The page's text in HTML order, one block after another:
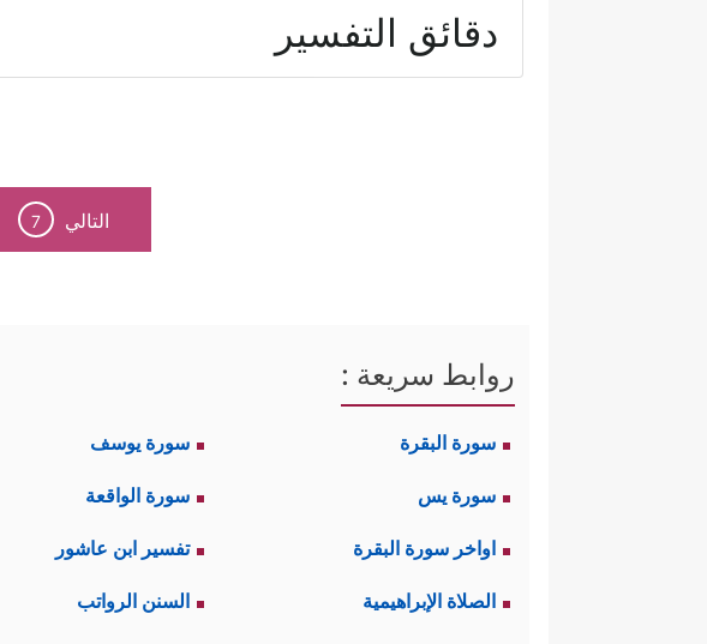
أولًا: النعمة والموهبة والتميُّز من دواعي الحسد
ثانيًا: مع هذا الاحتياط إلا أن نَزعَةَ الحسد
الكبار
﴿إِذۡ قَالُواْ لَیُوسُفُ وَأَخُوهُ أَحَبُّ إِلَىٰۤ أَبِینَا مِنَّا وَنَحۡنُ
فهم أَولَى بهذه الرعاية؛ لأنهم أقدر على النفع،
ثالثًا: سرعان ما تحولت هذه النجوى إلى عزيمةٍ
﴿قَالَ قَاۤىِٕلࣱ مِّنۡهُمۡ لَا تَقۡتُلُواْ یُوسُفَ وَأَلۡقُوهُ فِی
﴿إِنَّ
دقائق التفسير
التالي 7
روابط سريعة :
سورة البقرة سورة يوسف
سورة يس سورة الواقعة
اواخر سورة البقرة تفسير ابن عاشور
الصلاة الإبراهيمية السنن الرواتب